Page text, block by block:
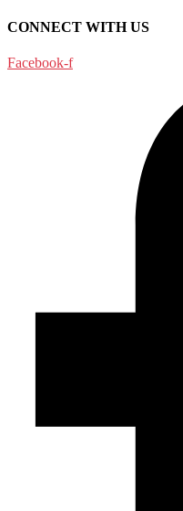
CONNECT WITH US
Facebook-f